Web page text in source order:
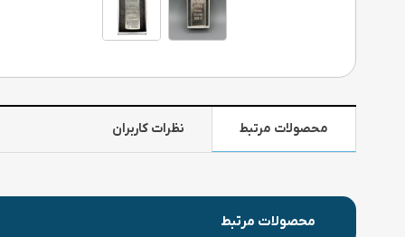
محصولات مرتبط نظرات کاربران
محصولات مرتبط